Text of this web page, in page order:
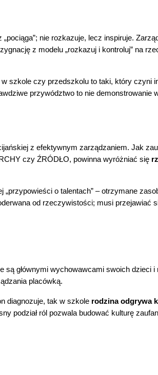
nie rozkazuje, lecz inspiruje.
z modelu „rozkazuj i kontroluj” na
szkole czy przedszkolu to taki, który czyni
przywództwo to nie demonstrowanie
z efektywnym zarządzaniem. Jak
czy ŹRÓDŁO, powinna wyróżniać się
o talentach” – otrzymane
od rzeczywistości; musi przejawiać
są głównymi wychowawcami swoich
placówką.
diagnozuje, tak w szkole rodzina odgrywa
podział ról pozwala budować kulturę